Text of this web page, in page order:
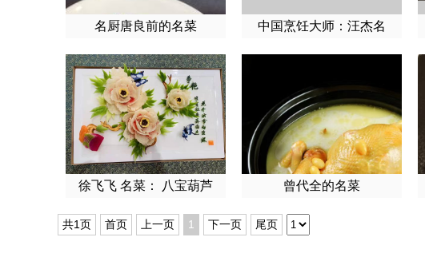
名厨唐良前的名菜
中国烹饪大师：汪杰名
徐飞飞 名菜： 八宝葫芦
曾代全的名菜
共1页 首页 上一页 1 下一页 尾页